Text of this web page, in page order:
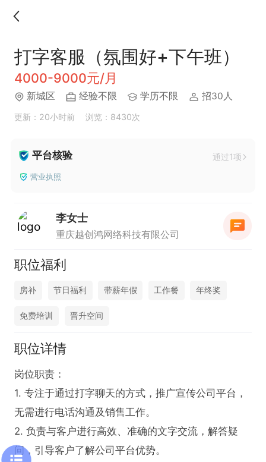
打字客服（氛围好+下午班）
4000-9000元/月
新城区 经验不限 学历不限 招30人
更新：20小时前 浏览：8430次
平台核验 通过1项
营业执照
李女士
重庆越创鸿网络科技有限公司
职位福利
房补 节日福利 带薪年假 工作餐 年终奖
免费培训 晋升空间
职位详情
岗位职责：
1. 专注于通过打字聊天的方式，推广宣传公司平台，
无需进行电话沟通及销售工作。
2. 负责与客户进行高效、准确的文字交流，解答疑
问，引导客户了解公司平台优势。